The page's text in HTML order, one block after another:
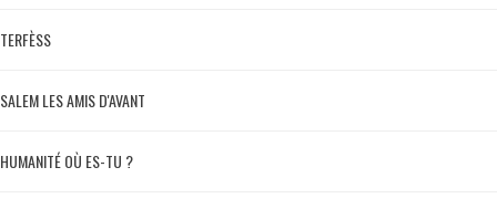
TERFÈSS
SALEM LES AMIS D'AVANT
HUMANITÉ OÙ ES-TU ?